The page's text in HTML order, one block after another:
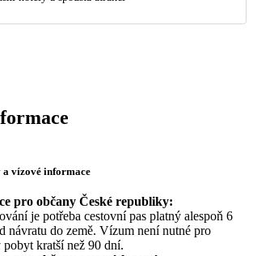
a vízové informace
pro občany České republiky:
je potřeba cestovní pas platný alespoň 6
návratu do země. Vízum není nutné pro
kratší než 90 dní.